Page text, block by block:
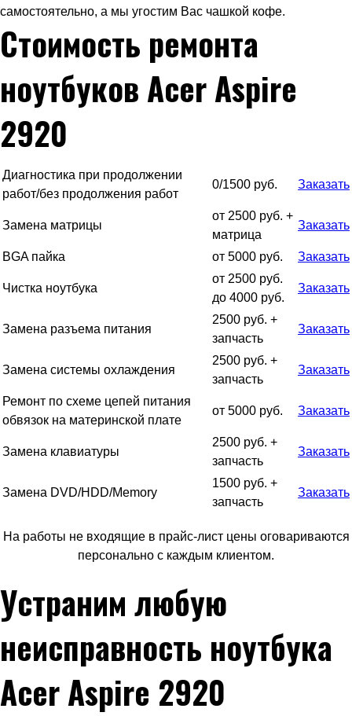
самостоятельно, а мы угостим Вас чашкой кофе.
Стоимость ремонта
ноутбуков Acer Aspire
2920
Диагностика при продолжении
работ/без продолжения работ
0/1500 руб. Заказать
Замена матрицы
от 2500 руб. +
матрица
Заказать
BGA пайка от 5000 руб. Заказать
Чистка ноутбука
от 2500 руб.
до 4000 руб.
Заказать
Замена разъема питания
2500 руб. +
запчасть
Заказать
Замена системы охлаждения
2500 руб. +
запчасть
Заказать
Ремонт по схеме цепей питания
обвязок на материнской плате
от 5000 руб. Заказать
Замена клавиатуры
2500 руб. +
запчасть
Заказать
Замена DVD/HDD/Memory
1500 руб. +
запчасть
Заказать
На работы не входящие в прайс-лист цены оговариваются
персонально с каждым клиентом.
Устраним любую
неисправность ноутбука
Acer Aspire 2920